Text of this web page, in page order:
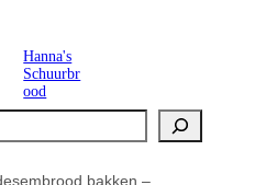
Hanna's
Schuurbr
ood
bakken –